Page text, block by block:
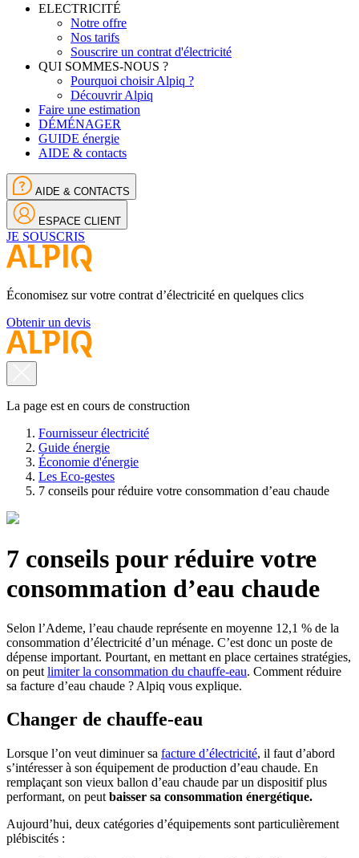
ELECTRICITÉ
Notre offre
Nos tarifs
Souscrire un contrat d'électricité
QUI SOMMES-NOUS ?
Pourquoi choisir Alpiq ?
Découvrir Alpiq
Faire une estimation
DÉMÉNAGER
GUIDE énergie
AIDE & contacts
AIDE & CONTACTS
ESPACE CLIENT
JE SOUSCRIS
Économisez sur votre contrat d’électricité en quelques clics
Obtenir un devis
La page est en cours de construction
Fournisseur électricité
Guide énergie
Économie d'énergie
Les Eco-gestes
7 conseils pour réduire votre consommation d’eau chaude
7 conseils pour réduire votre
consommation d’eau chaude
Selon l’Ademe, l’eau chaude représente en moyenne 12,1 % de la
consommation d’électricité d’un ménage. C’est donc un poste de
dépense important. Pourtant, en mettant en place certaines stratégies,
on peut limiter la consommation du chauffe-eau. Comment réduire
sa facture d’eau chaude ? Alpiq vous explique.
Changer de chauffe-eau
Lorsque l’on veut diminuer sa facture d’électricité, il faut d’abord
s’intéresser à son équipement de production d’eau chaude. En
remplaçant son vieux ballon d’eau chaude par un dispositif plus
performant, on peut baisser sa consommation énergétique.
Aujourd’hui, deux catégories d’équipements sont particulièrement
plébiscités :